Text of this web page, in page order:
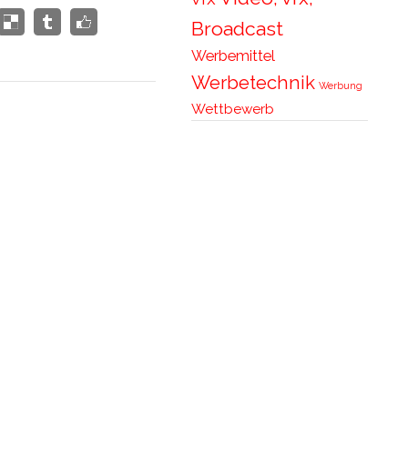
Broadcast
Werbemittel
Werbetechnik Werbung
Wettbewerb